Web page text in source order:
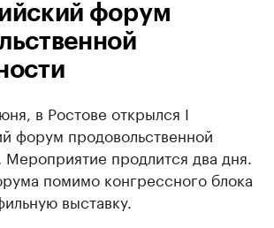
форум
в Ростове открылся I
форум продовольственной
Мероприятие продлится два дня.
помимо конгрессного блока
выставку.